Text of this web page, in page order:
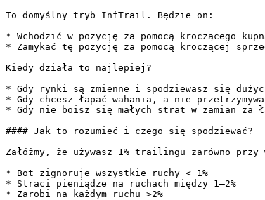
To domyślny tryb InfTrail. Będzie on:
* Wchodzić w pozycję za pomocą kroczącego
* Zamykać tę pozycję za pomocą kroczącej
Kiedy działa to najlepiej?
* Gdy rynki są zmienne i spodziewasz się
* Gdy chcesz łapać wahania, a nie
* Gdy nie boisz się małych strat w zamian za
#### Jak to rozumieć i czego się spodziewać?
Załóżmy, że używasz 1% trailingu zarówno
* Bot zignoruje wszystkie ruchy < 1%
* Straci pieniądze na ruchach między 1–2%
* Zarobi na każdym ruchu >2%